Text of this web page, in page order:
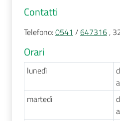
Contatti
Telefono:0541 /647316 ,
Orari
lunedì
martedì